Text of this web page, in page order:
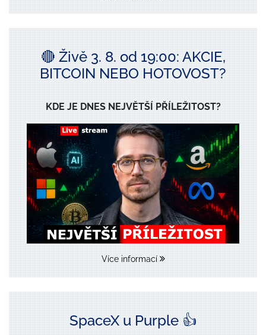
🔴 Živě 3. 8. od 19:00: AKCIE,
BITCOIN NEBO HOTOVOST?
KDE JE DNES NEJVĚTŠÍ PŘÍLEŽITOST?
Více informací
SpaceX u Purple 👍